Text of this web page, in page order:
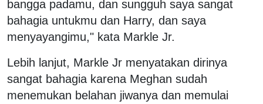
bangga padamu, dan sungguh saya sangat
bahagia untukmu dan Harry, dan saya
menyayangimu," kata Markle Jr.
Lebih lanjut, Markle Jr menyatakan dirinya
sangat bahagia karena Meghan sudah
menemukan belahan jiwanya dan memulai